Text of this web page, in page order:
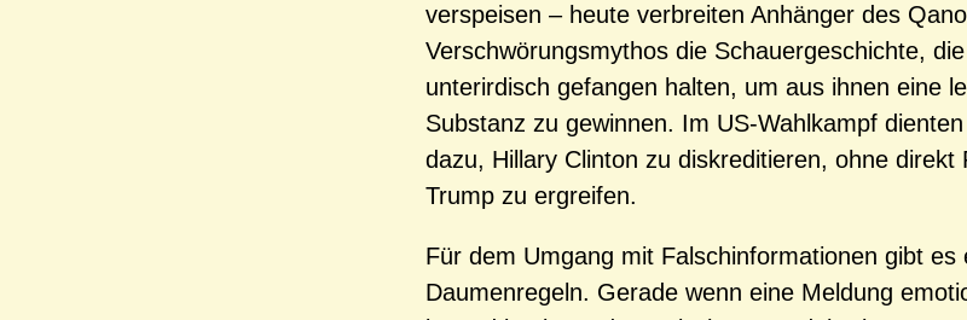
verspeisen – heute verbreiten Anhänger des
Verschwörungsmythos die Schauergeschichte,
unterirdisch gefangen halten, um aus ihnen eine
Substanz zu gewinnen. Im US-Wahlkampf
dazu, Hillary Clinton zu diskreditieren, ohne direkt
Trump zu ergreifen.
Für dem Umgang mit Falschinformationen gibt es
Daumenregeln. Gerade wenn eine Meldung